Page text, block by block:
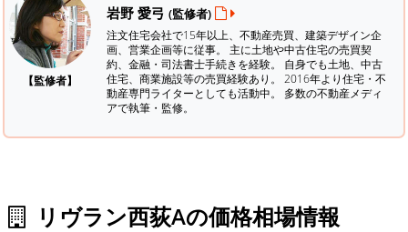
【監修者】
岩野 愛弓 (監修者)
注文住宅会社で15年以上、不動産売買、建築デザイン企
画、営業企画等に従事。 主に土地や中古住宅の売買契
約、金融・司法書士手続きを経験。 自身でも土地、中古
住宅、商業施設等の売買経験あり。 2016年より住宅・不
動産専門ライターとしても活動中。 多数の不動産メディ
アで執筆・監修。
リヴラン西荻Aの価格相場情報